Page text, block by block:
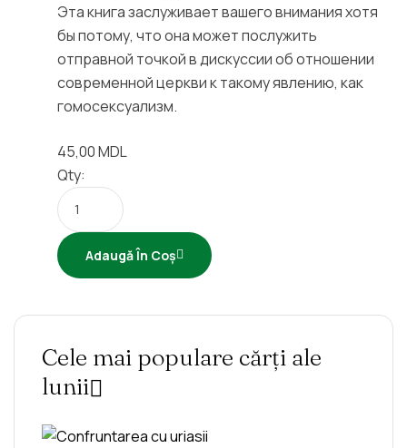
Эта книга заслуживает вашего внимания хотя
бы потому, что она может послужить
отправной точкой в дискуссии об отношении
современной церкви к такому явлению, как
гомосексуализм.
45,00MDL
Qty:
Adaugă În Coș
Cele mai populare cărți ale
lunii